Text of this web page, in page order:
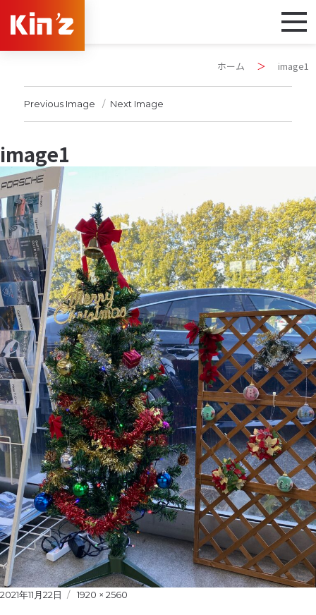
ホーム ＞ image1
Previous Image Next Image
image1
Posted
2021年11月22日
Full
1920 × 2560